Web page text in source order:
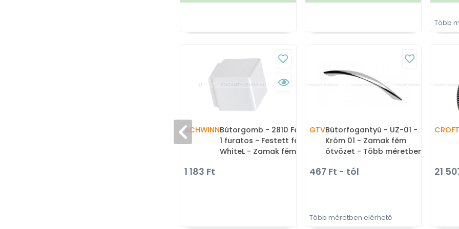
Több
SCHWINNBútorgomb - 2810 Festett -
1 furatos - Festett fehér
WhiteL - Zamak fém
gombfogantyú, bútorgomb
1 183 Ft
GTVBútorfogantyú - UZ-01 -
Króm 01 - Zamak fém
ötvözet - Több méretben
bútorfogantyú
467 Ft - tól
Több méretben elérhető
21